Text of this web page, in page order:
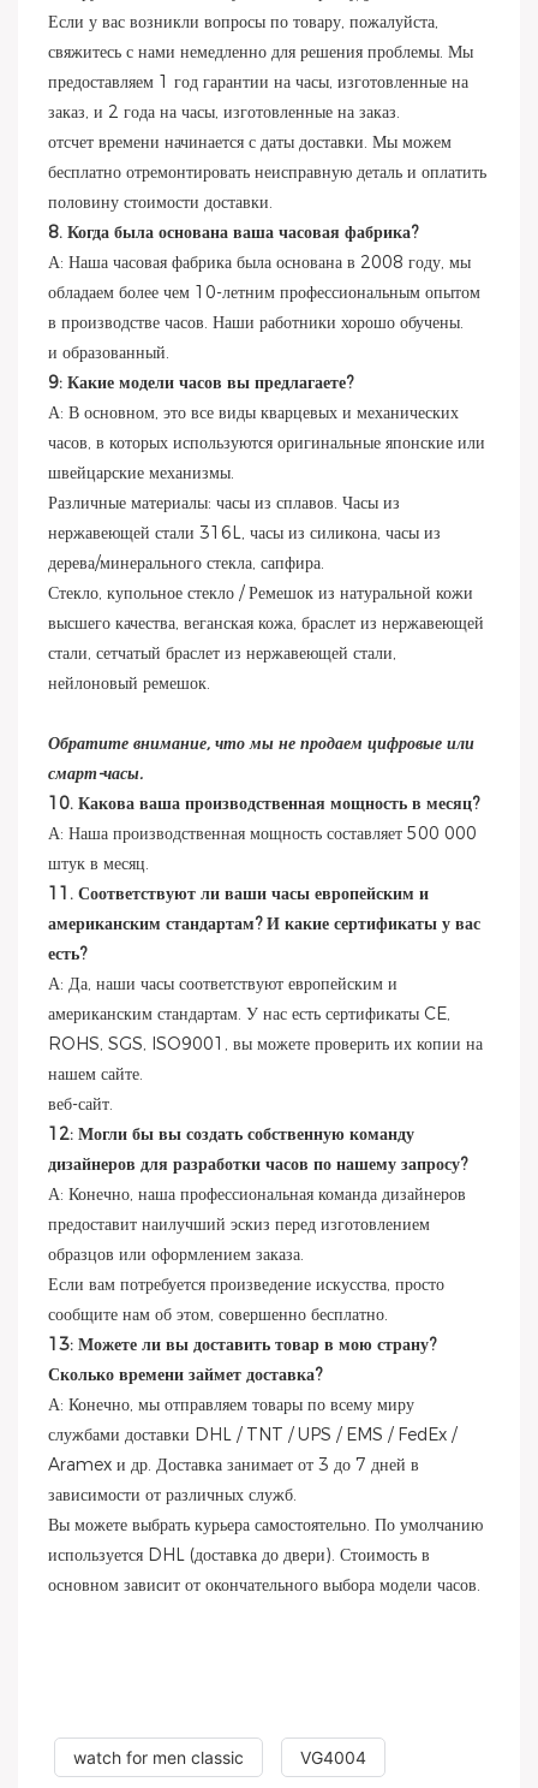
Если у вас возникли вопросы по товару, пожалуйста,
свяжитесь с нами немедленно для решения проблемы. Мы
предоставляем 1 год гарантии на часы, изготовленные на
заказ, и 2 года на часы, изготовленные на заказ.
отсчет времени начинается с даты доставки. Мы можем
бесплатно отремонтировать неисправную деталь и оплатить
половину стоимости доставки.
8. Когда была основана ваша часовая фабрика?
А: Наша часовая фабрика была основана в 2008 году, мы
обладаем более чем 10-летним профессиональным опытом
в производстве часов. Наши работники хорошо обучены.
и образованный.
9: Какие модели часов вы предлагаете?
А: В основном, это все виды кварцевых и механических
часов, в которых используются оригинальные японские или
швейцарские механизмы.
Различные материалы: часы из сплавов. Часы из
нержавеющей стали 316L, часы из силикона, часы из
дерева/минерального стекла, сапфира.
Стекло, купольное стекло / Ремешок из натуральной кожи
высшего качества, веганская кожа, браслет из нержавеющей
стали, сетчатый браслет из нержавеющей стали,
нейлоновый ремешок.
Обратите внимание, что мы не продаем цифровые или
смарт-часы.
10. Какова ваша производственная мощность в месяц?
А: Наша производственная мощность составляет 500 000
штук в месяц.
11. Соответствуют ли ваши часы европейским и
американским стандартам? И какие сертификаты у вас
есть?
А: Да, наши часы соответствуют европейским и
американским стандартам. У нас есть сертификаты CE,
ROHS, SGS, ISO9001, вы можете проверить их копии на
нашем сайте.
веб-сайт.
12: Могли бы вы создать собственную команду
дизайнеров для разработки часов по нашему запросу?
А: Конечно, наша профессиональная команда дизайнеров
предоставит наилучший эскиз перед изготовлением
образцов или оформлением заказа.
Если вам потребуется произведение искусства, просто
сообщите нам об этом, совершенно бесплатно.
13: Можете ли вы доставить товар в мою страну?
Сколько времени займет доставка?
А: Конечно, мы отправляем товары по всему миру
службами доставки DHL / TNT / UPS / EMS / FedEx /
Aramex и др. Доставка занимает от 3 до 7 дней в
зависимости от различных служб.
Вы можете выбрать курьера самостоятельно. По умолчанию
используется DHL (доставка до двери). Стоимость в
основном зависит от окончательного выбора модели часов.
watch for men classic VG4004